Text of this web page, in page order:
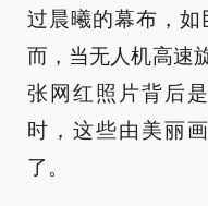
过晨曦的幕布，如
而，当无人机高速
张网红照片背后
时，这些由美丽
了。